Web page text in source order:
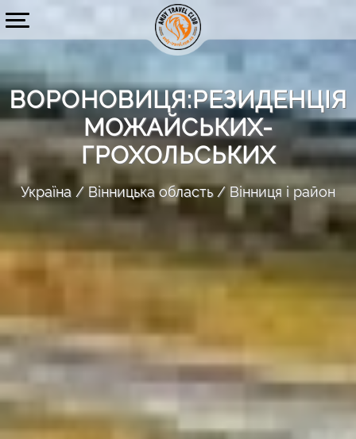
ВОРОНОВИЦЯ:РЕЗИДЕНЦІЯ
МОЖАЙСЬКИХ-
ГРОХОЛЬСЬКИХ
Україна Вінницька область Вінниця і район